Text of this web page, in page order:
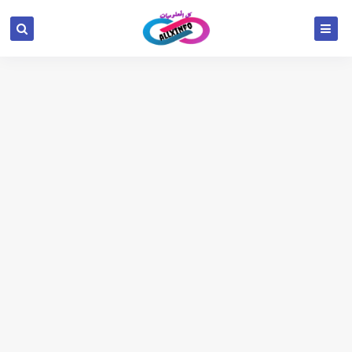
google.com, pub-6654709521456670, DIRECT,
f08c47fec0942fa0